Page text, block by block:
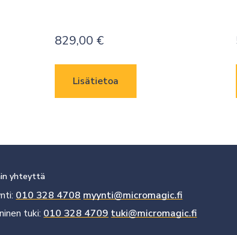
829,00 €
Lisätietoa
yhteyttä
010 328 4708 myynti@micromagic.fi
tuki: 010 328 4709 tuki@micromagic.fi